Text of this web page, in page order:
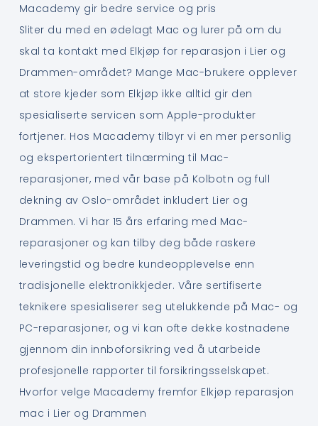
Macademy gir bedre service og pris
Sliter du med en ødelagt Mac og lurer på om du
skal ta kontakt med Elkjøp for reparasjon i Lier og
Drammen-området? Mange Mac-brukere opplever
at store kjeder som Elkjøp ikke alltid gir den
spesialiserte servicen som Apple-produkter
fortjener. Hos Macademy tilbyr vi en mer personlig
og ekspertorientert tilnærming til Mac-
reparasjoner, med vår base på Kolbotn og full
dekning av Oslo-området inkludert Lier og
Drammen. Vi har 15 års erfaring med Mac-
reparasjoner og kan tilby deg både raskere
leveringstid og bedre kundeopplevelse enn
tradisjonelle elektronikkjeder. Våre sertifiserte
teknikere spesialiserer seg utelukkende på Mac- og
PC-reparasjoner, og vi kan ofte dekke kostnadene
gjennom din innboforsikring ved å utarbeide
profesjonelle rapporter til forsikringsselskapet.
Hvorfor velge Macademy fremfor Elkjøp reparasjon
mac i Lier og Drammen